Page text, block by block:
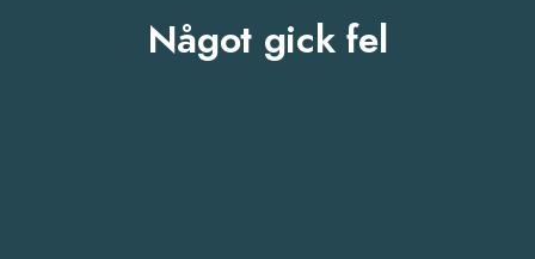
Något gick fel